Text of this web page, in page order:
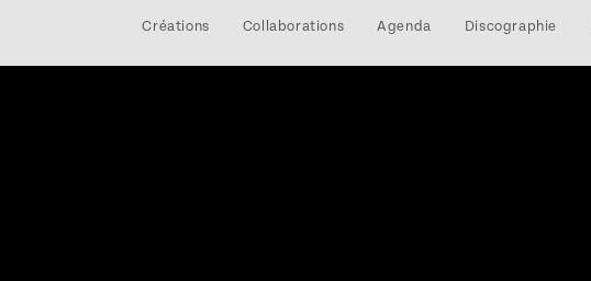
Créations Collaborations Agenda Discographie